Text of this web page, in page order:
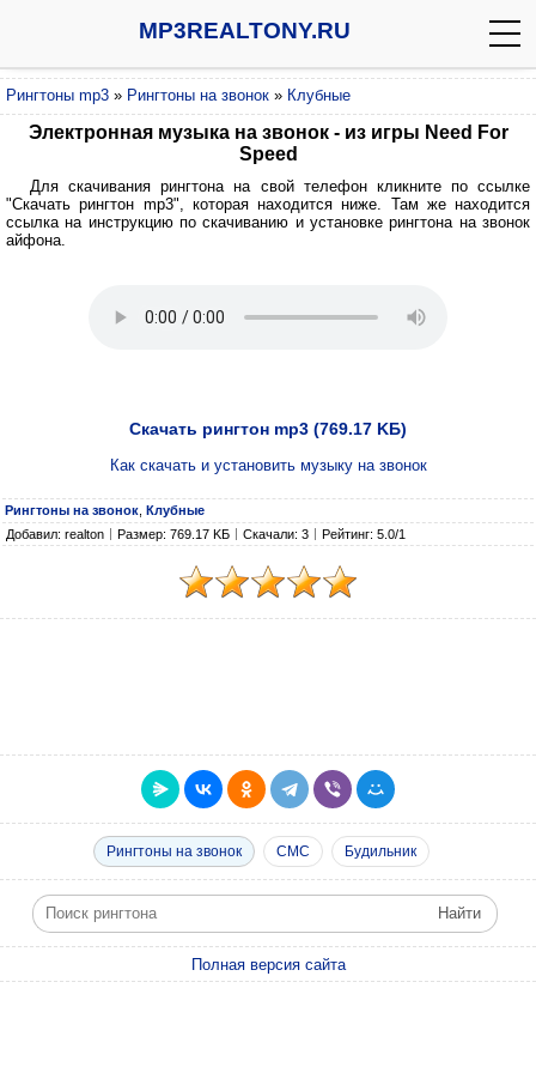
MP3REALTONY.RU
Рингтоны mp3 » Рингтоны на звонок » Клубные
Электронная музыка на звонок - из игры Need For
Speed
Для скачивания рингтона на свой телефон кликните по ссылке
"Скачать рингтон mp3", которая находится ниже. Там же находится
ссылка на инструкцию по скачиванию и установке рингтона на звонок
айфона.
Скачать рингтон mp3 (769.17 KБ)
Как скачать и установить музыку на звонок
Рингтоны на звонок Клубные
Добавил: realton
Размер: 769.17 KБ Скачали: 3 Рейтинг: 5.0/1
Рингтоны на звонок СМС Будильник
Полная версия сайта